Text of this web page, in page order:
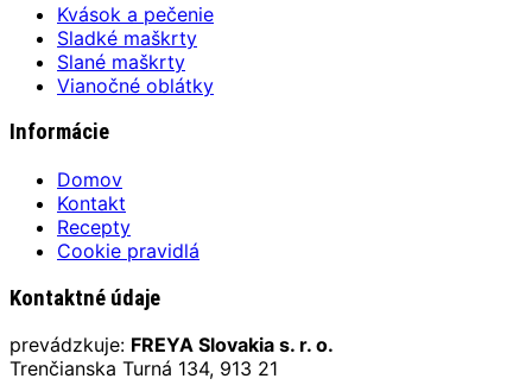
Kvások a pečenie
Sladké maškrty
Slané maškrty
Vianočné oblátky
Informácie
Domov
Kontakt
Recepty
Cookie pravidlá
Kontaktné údaje
prevádzkuje: FREYA Slovakia s. r. o.
Trenčianska Turná 134, 913 21